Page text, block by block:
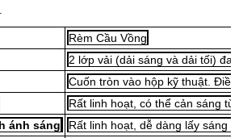
Rèm Cầu Vồng
2 lớp vải (dải sáng và dải tối)
Cuốn tròn vào hộp kỹ thuật.
Rất linh hoạt, có thể cản sáng
ánh sáng
Rất linh hoạt, dễ dàng lấy sáng